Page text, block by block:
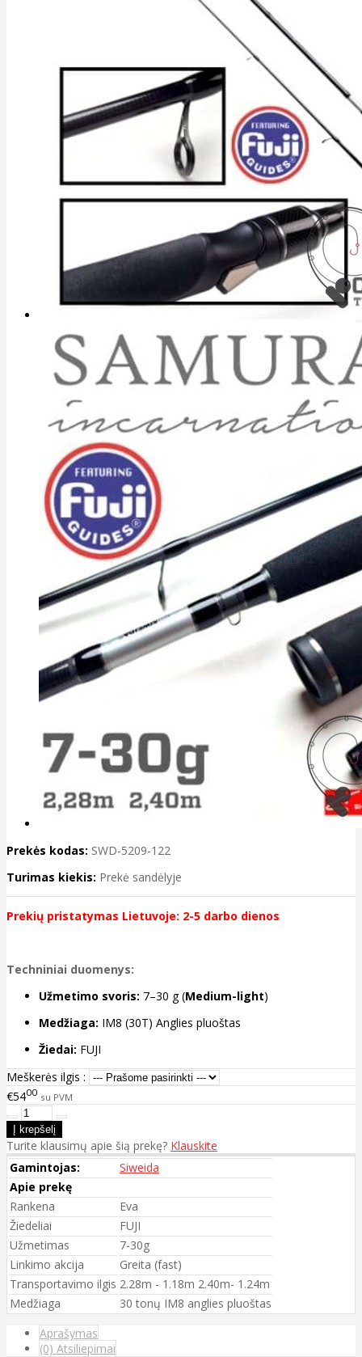
Prekės kodas: SWD-5209-122
Turimas kiekis: Prekė sandėlyje
Prekių pristatymas Lietuvoje: 2-5 darbo dienos
Techniniai duomenys:
Užmetimo svoris: 7–30 g (Medium-light)
Medžiaga: IM8 (30T) Anglies pluoštas
Žiedai: FUJI
Meškerės ilgis :
€5400 su PVM
Turite klausimų apie šią prekę? Klauskite
Gamintojas:
Siweida
Apie prekę
Rankena
Eva
Žiedeliai
FUJI
Užmetimas
7-30g
Linkimo akcija
Greita (fast)
Transportavimo ilgis 2.28m - 1.18m 2.40m- 1.24m
Medžiaga
30 tonų IM8 anglies pluoštas
Aprašymas
(0) Atsiliepimai